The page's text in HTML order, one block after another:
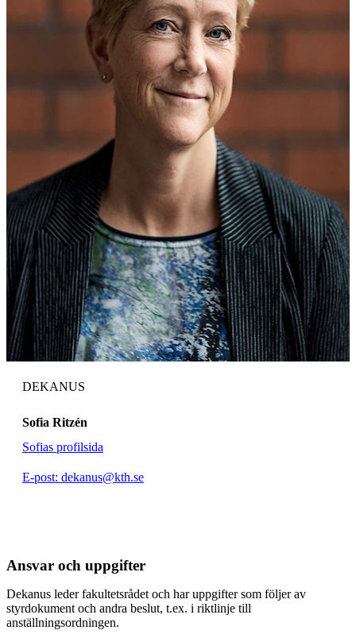
DEKANUS
Sofia Ritzén
Sofias profilsida
E-post: dekanus@kth.se
Ansvar och uppgifter
Dekanus leder fakultetsrådet och har uppgifter som följer av
styrdokument och andra beslut, t.ex. i riktlinje till
anställningsordningen.